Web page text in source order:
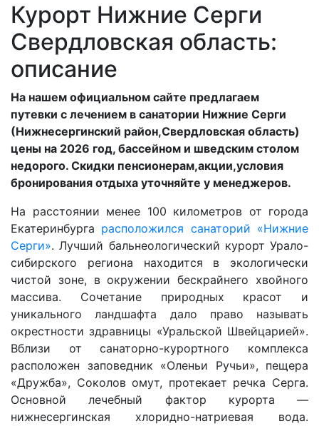
Курорт Нижние Серги
Свердловская область:
описание
На нашем официальном сайте предлагаем
путевки с лечением в санатории Нижние Серги
(Нижнесергинский район,Свердловская область)
цены на 2026 год, бассейном и шведским столом
недорого. Скидки пенсионерам,акции,условия
бронирования отдыха уточняйте у менеджеров.
На расстоянии менее 100 километров от города
Екатеринбурга расположился санаторий «Нижние
Серги». Лучший бальнеологический курорт Урало-
сибирского региона находится в экологически
чистой зоне, в окружении бескрайнего хвойного
массива. Сочетание природных красот и
уникального ландшафта дало право называть
окрестности здравницы «Уральской Швейцарией».
Вблизи от санаторно-курортного комплекса
расположен заповедник «Оленьи Ручьи», пещера
«Дружба», Соколов омут, протекает речка Серга.
Основной лечебный фактор курорта —
нижнесергинская хлоридно-натриевая вода.